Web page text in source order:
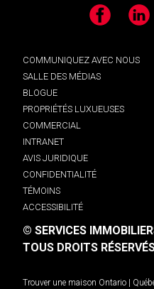
Facebook
COMMUNIQUEZ AVEC NOUS
SALLE DES MÉDIAS
BLOGUE
PROPRIÉTÉS LUXUEUSES
COMMERCIAL
INTRANET
AVIS JURIDIQUE
CONFIDENTIALITÉ
TÉMOINS
ACCESSIBILITÉ
© SERVICES
TOUS DROITS
Trouver une maison Ontario |